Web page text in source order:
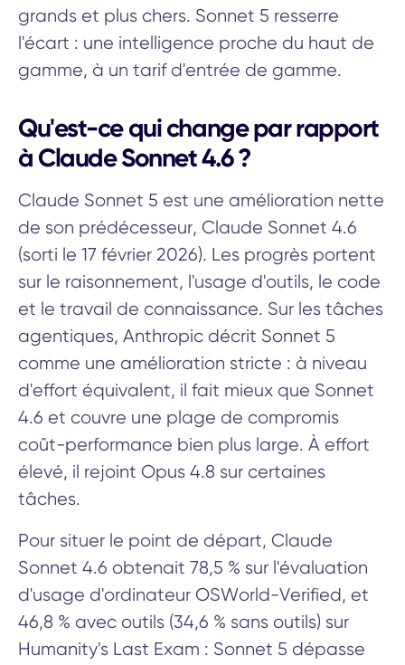
grands et plus chers. Sonnet 5 resserre
l'écart : une intelligence proche du haut de
gamme, à un tarif d'entrée de gamme.
Qu'est-ce qui change par rapport
à Claude Sonnet 4.6 ?
Claude Sonnet 5 est une amélioration nette
de son prédécesseur, Claude Sonnet 4.6
(sorti le 17 février 2026). Les progrès portent
sur le raisonnement, l'usage d'outils, le code
et le travail de connaissance. Sur les tâches
agentiques, Anthropic décrit Sonnet 5
comme une amélioration stricte : à niveau
d'effort équivalent, il fait mieux que Sonnet
4.6 et couvre une plage de compromis
coût-performance bien plus large. À effort
élevé, il rejoint Opus 4.8 sur certaines
tâches.
Pour situer le point de départ, Claude
Sonnet 4.6 obtenait 78,5 % sur l'évaluation
d'usage d'ordinateur OSWorld-Verified, et
46,8 % avec outils (34,6 % sans outils) sur
Humanity's Last Exam : Sonnet 5 dépasse